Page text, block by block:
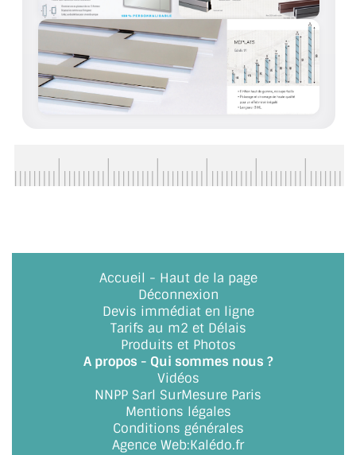
VERRES TEXTURÉS
PLEXIGLAS PMMA
DOUBLE VITRAGE
CATALOGUE DE PROFILS ET FIXATION DU
VERRE
LES PROFILS PAROI DE VERRE
VITRINE EN VERRE
CONNECTEURS ET ASSEMBLAGE DE VERRES
PLATS ET CORNIÈRES
LES CHARNIÈRES DE PORTE EN VERRE
BOUTONS ET POIGNÉES
Accueil - Haut de la page
Déconnexion
Devis immédiat en ligne
Tarifs au m2 et Délais
Produits et Photos
A propos - Qui sommes nous ?
Vidéos
NNPP Sarl SurMesure Paris
Mentions légales
Conditions générales
Agence Web:Kalédo.fr